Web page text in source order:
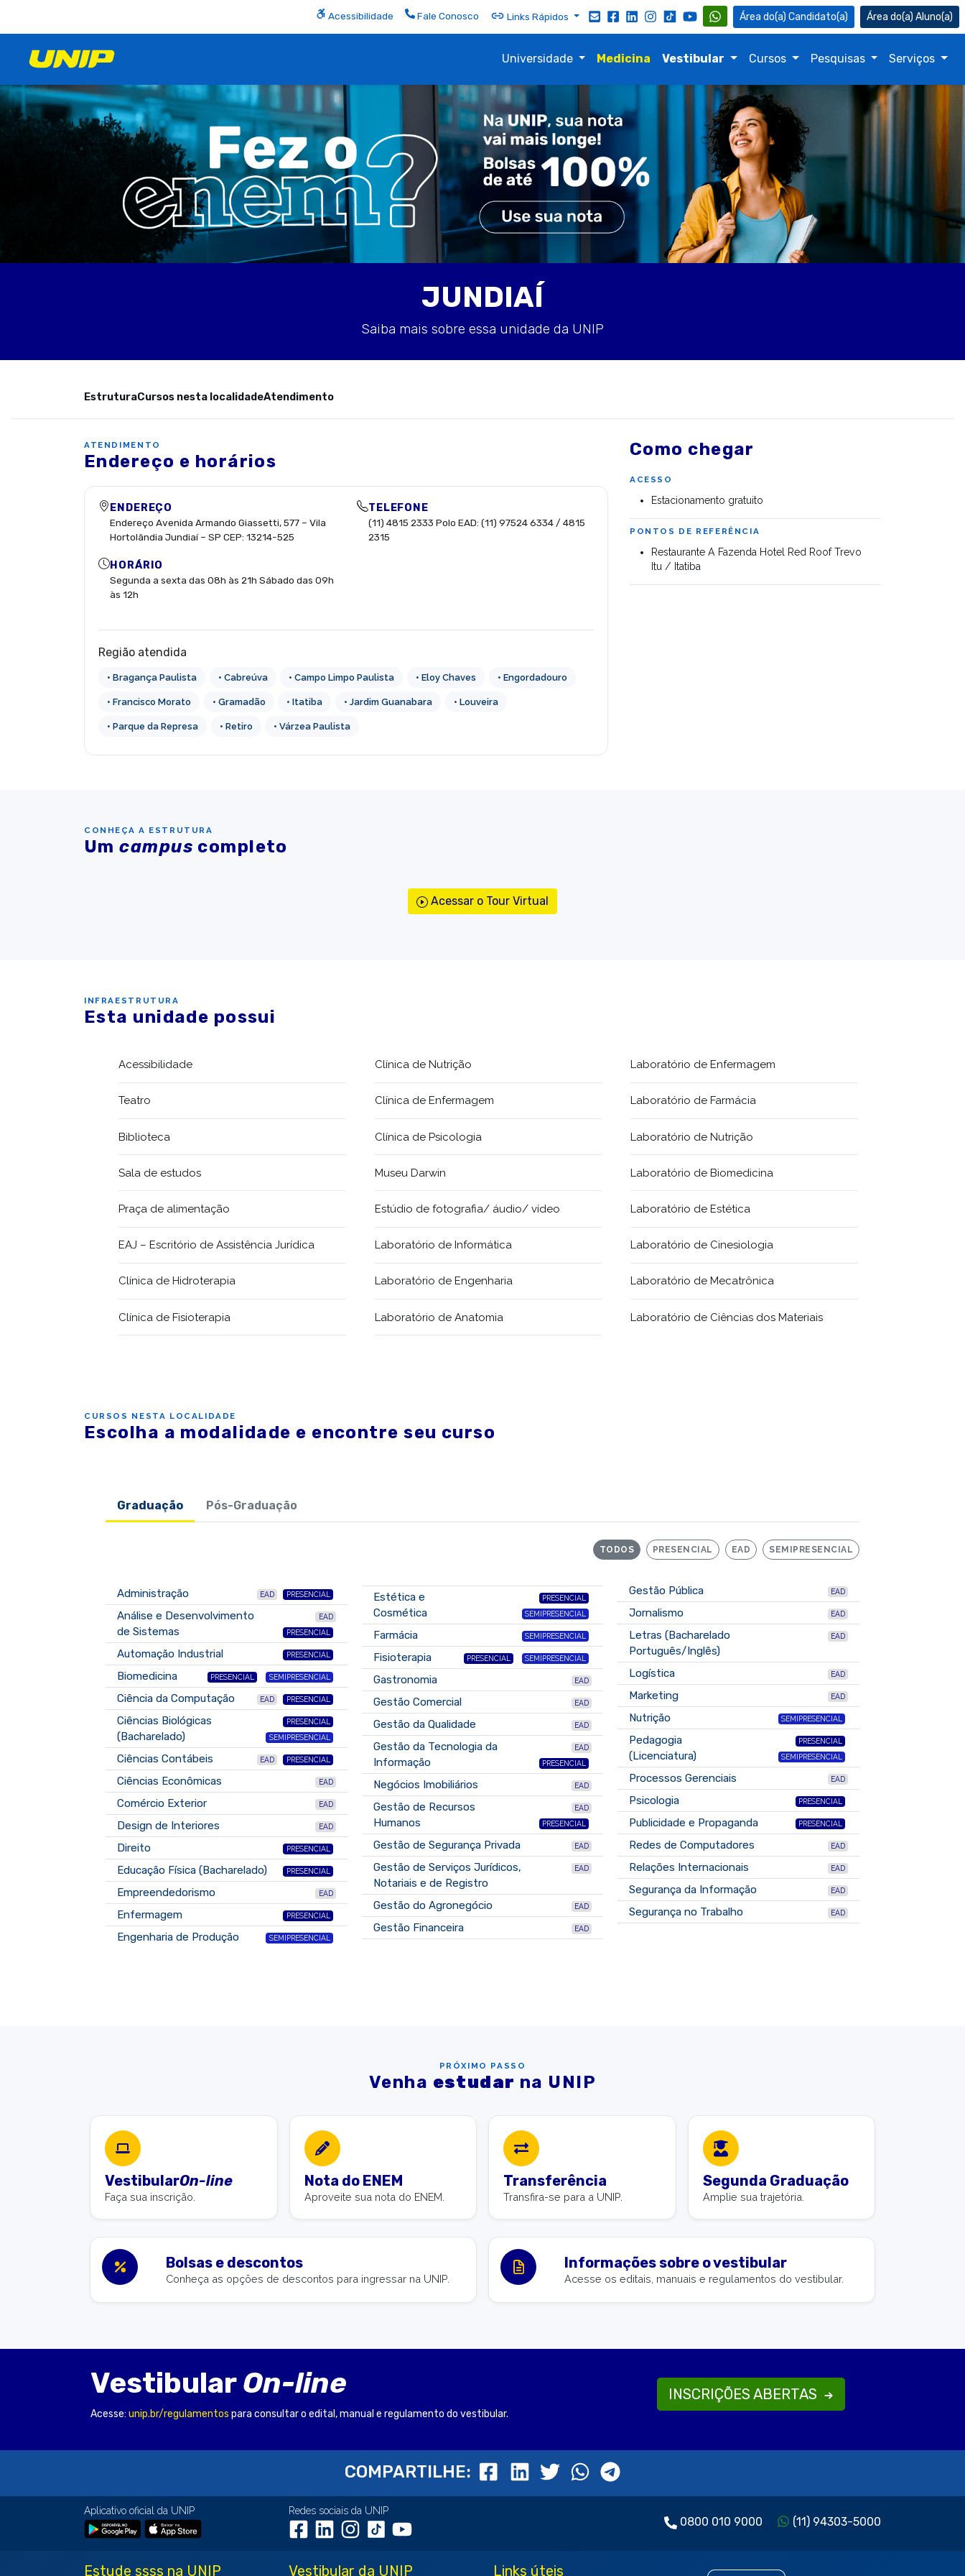
Acessibilidade Fale Conosco Links Rápidos Candidato(a) Aluno(a)
Universidade Medicina Vestibular Cursos Pesquisas Serviços
JUNDIAÍ
Saiba mais sobre essa unidade da UNIP
EstruturaCursos nesta localidadeAtendimento
ATENDIMENTO
Endereço e horários
ENDEREÇO
Endereço Avenida Armando Giassetti, 577 – Vila
Hortolândia Jundiaí – SP CEP: 13214-525
HORÁRIO
Segunda a sexta das 08h às 21h Sábado das 09h
às 12h
TELEFONE
(11) 4815 2333 Polo EAD: (11) 97524 6334 / 4815
2315
Região atendida
• Bragança Paulista • Cabreúva • Campo Limpo Paulista • Eloy Chaves • Engordadouro
• Francisco Morato • Gramadão • Itatiba • Jardim Guanabara • Louveira
• Parque da Represa • Retiro • Várzea Paulista
Como chegar
ACESSO
Estacionamento gratuito
PONTOS DE REFERÊNCIA
Restaurante A Fazenda Hotel Red Roof Trevo
Itu / Itatiba
CONHEÇA A ESTRUTURA
Umcampus completo
Acessar o Tour Virtual
INFRAESTRUTURA
Esta unidade possui
Acessibilidade
Teatro
Biblioteca
Sala de estudos
Praça de alimentação
EAJ – Escritório de Assistência Jurídica
Clínica de Hidroterapia
Clínica de Fisioterapia
Clínica de Nutrição
Clínica de Enfermagem
Clínica de Psicologia
Museu Darwin
Estúdio de fotografia/ áudio/ vídeo
Laboratório de Informática
Laboratório de Engenharia
Laboratório de Anatomia
Laboratório de Enfermagem
Laboratório de Farmácia
Laboratório de Nutrição
Laboratório de Biomedicina
Laboratório de Estética
Laboratório de Cinesiologia
Laboratório de Mecatrônica
Laboratório de Ciências dos Materiais
CURSOS NESTA LOCALIDADE
Escolha a modalidade e encontre seu curso
Graduação Pós-Graduação
TODOS PRESENCIAL EAD SEMIPRESENCIAL
Administração EAD PRESENCIAL
Análise e Desenvolvimento
de Sistemas
EAD
PRESENCIAL
Automação Industrial PRESENCIAL
Biomedicina PRESENCIAL SEMIPRESENCIAL
Ciência da Computação EAD PRESENCIAL
Ciências Biológicas
(Bacharelado)
PRESENCIAL
SEMIPRESENCIAL
Ciências Contábeis EAD PRESENCIAL
Ciências Econômicas EAD
Comércio Exterior EAD
Design de Interiores EAD
Direito PRESENCIAL
Educação Física (Bacharelado) PRESENCIAL
Empreendedorismo EAD
Enfermagem PRESENCIAL
Engenharia de Produção SEMIPRESENCIAL
Estética e
Cosmética
PRESENCIAL
SEMIPRESENCIAL
Farmácia SEMIPRESENCIAL
Fisioterapia PRESENCIAL SEMIPRESENCIAL
Gastronomia EAD
Gestão Comercial EAD
Gestão da Qualidade EAD
Gestão da Tecnologia da
Informação
EAD
PRESENCIAL
Negócios Imobiliários EAD
Gestão de Recursos
Humanos
EAD
PRESENCIAL
Gestão de Segurança Privada EAD
Gestão de Serviços Jurídicos,
Notariais e de Registro
EAD
Gestão do Agronegócio EAD
Gestão Financeira EAD
Gestão Pública EAD
Jornalismo EAD
Letras (Bacharelado
Português/Inglês)
EAD
Logística EAD
Marketing EAD
Nutrição SEMIPRESENCIAL
Pedagogia
(Licenciatura)
PRESENCIAL
SEMIPRESENCIAL
Processos Gerenciais EAD
Psicologia PRESENCIAL
Publicidade e Propaganda PRESENCIAL
Redes de Computadores EAD
Relações Internacionais EAD
Segurança da Informação EAD
Segurança no Trabalho EAD
PRÓXIMO PASSO
Venha estudar na UNIP
VestibularOn-line
Faça sua inscrição.
Nota do ENEM
Aproveite sua nota do ENEM.
Transferência
Transfira-se para a UNIP.
Segunda Graduação
Amplie sua trajetória.
Bolsas e descontos
Conheça as opções de descontos para ingressar na UNIP.
Informações sobre o vestibular
Acesse os editais, manuais e regulamentos do vestibular.
Vestibular On-line
Acesse: unip.br/regulamentos para consultar o edital, manual e regulamento do vestibular.
INSCRIÇÕES ABERTAS
COMPARTILHE:
Aplicativo oficial da UNIP Redes sociais da UNIP
0800 010 9000 (11) 94303-5000
Estude ssss na UNIP Vestibular da UNIP Links úteis